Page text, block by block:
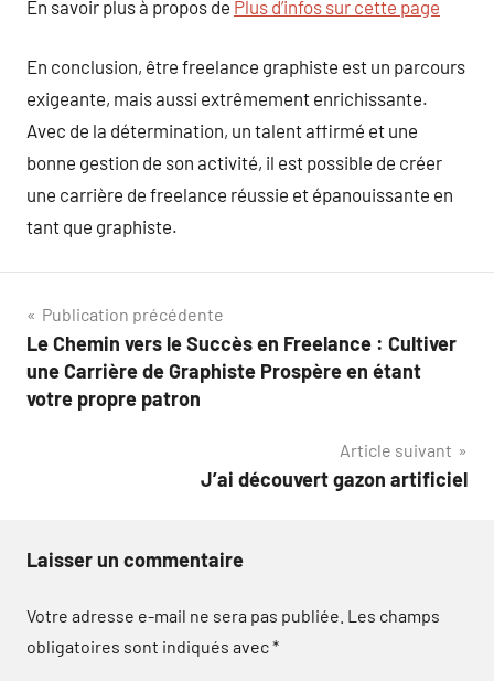
En savoir plus à propos de Plus d’infos sur cette page
En conclusion, être freelance graphiste est un parcours
exigeante, mais aussi extrêmement enrichissante.
Avec de la détermination, un talent affirmé et une
bonne gestion de son activité, il est possible de créer
une carrière de freelance réussie et épanouissante en
tant que graphiste.
Navigation
de
l’article
Publication précédente
Le Chemin vers le Succès en Freelance : Cultiver
une Carrière de Graphiste Prospère en étant
votre propre patron
Article suivant
J’ai découvert gazon artificiel
Laisser un commentaire
Votre adresse e-mail ne sera pas publiée. Les champs
obligatoires sont indiqués avec*